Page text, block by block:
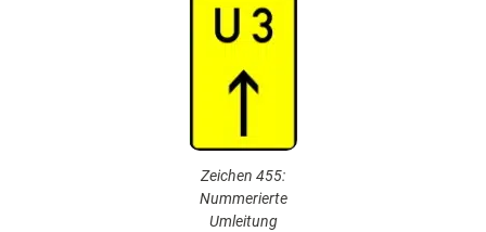
Zeichen 455:
Nummerierte
Umleitung